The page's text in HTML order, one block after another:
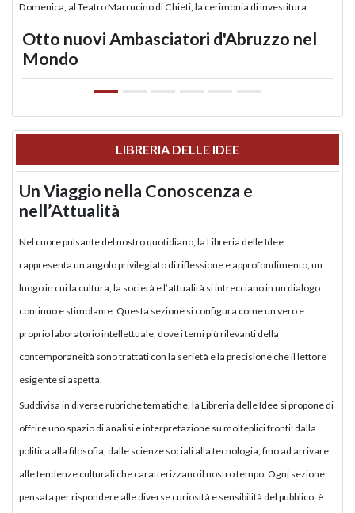
Domenica, al Teatro Marrucino di Chieti, la cerimonia di investitura
Otto nuovi Ambasciatori d'Abruzzo nel
Mondo
LIBRERIA DELLE IDEE
Un Viaggio nella Conoscenza e
nell’Attualità
Nel cuore pulsante del nostro quotidiano, la Libreria delle Idee
rappresenta un angolo privilegiato di riflessione e approfondimento, un
luogo in cui la cultura, la società e l’attualità si intrecciano in un dialogo
continuo e stimolante. Questa sezione si configura come un vero e
proprio laboratorio intellettuale, dove i temi più rilevanti della
contemporaneità sono trattati con la serietà e la precisione che il lettore
esigente si aspetta.
Suddivisa in diverse rubriche tematiche, la Libreria delle Idee si propone di
offrire uno spazio di analisi e interpretazione su molteplici fronti: dalla
politica alla filosofia, dalle scienze sociali alla tecnologia, fino ad arrivare
alle tendenze culturali che caratterizzano il nostro tempo. Ogni sezione,
pensata per rispondere alle diverse curiosità e sensibilità del pubblico, è